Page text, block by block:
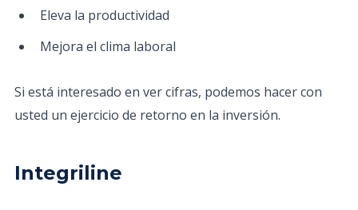
Eleva la productividad
Mejora el clima laboral
Si está interesado en ver cifras, podemos hacer con
usted un ejercicio de retorno en la inversión.
Integriline